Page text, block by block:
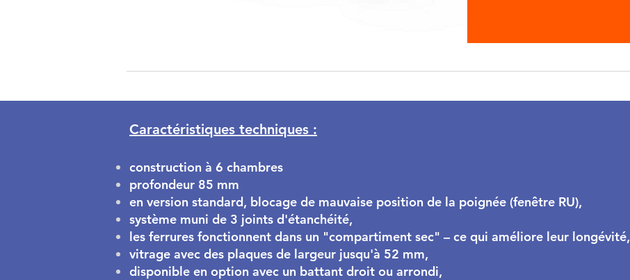
A Bit About Me
Caractéristiques techniques :
construction à 6 chambres
profondeur 85 mm
en version standard, blocage de mauvaise position de la poignée (fenêtre RU),
système muni de 3 joints d'étanchéité,
les ferrures fonctionnent dans un "compartiment sec" – ce qui améliore leur longévité,
vitrage avec des plaques de largeur jusqu'à 52 mm,
disponible en option avec un battant droit ou arrondi,